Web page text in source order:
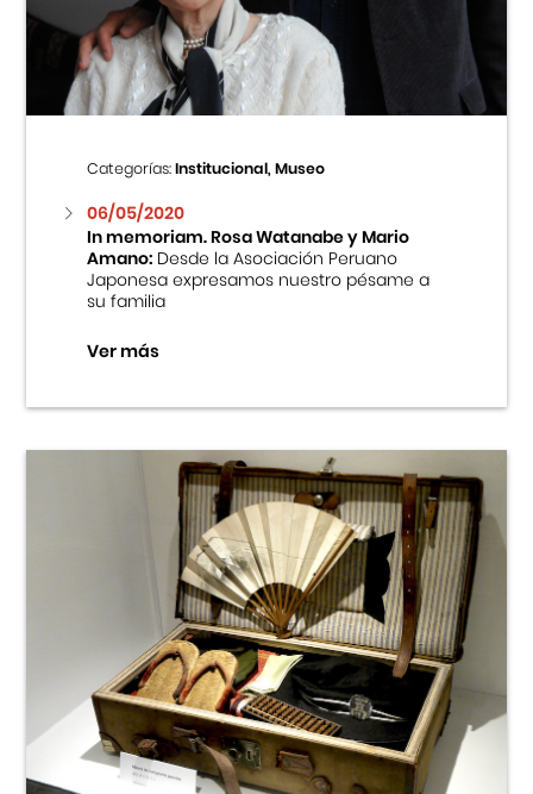
Centro Cultural Peruano Japonés
Cursos
Museo de la Inmigración Japonesa
Fondo Editorial
Teatro Peruano Japonés
Categorías:Institucional, Museo
06/05/2020
In memoriam. Rosa Watanabe y Mario
Amano:Desde la Asociación Peruano
Japonesa expresamos nuestro pésame a
su familia
Ver más